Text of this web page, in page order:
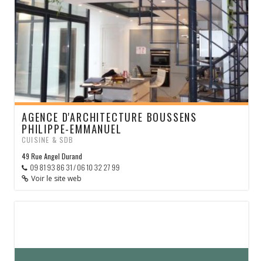
AGENCE D'ARCHITECTURE BOUSSENS
PHILIPPE-EMMANUEL
CUISINE & SDB
49 Rue Angel Durand
09 81 93 86 31 / 06 10 32 27 99
Voir le site web